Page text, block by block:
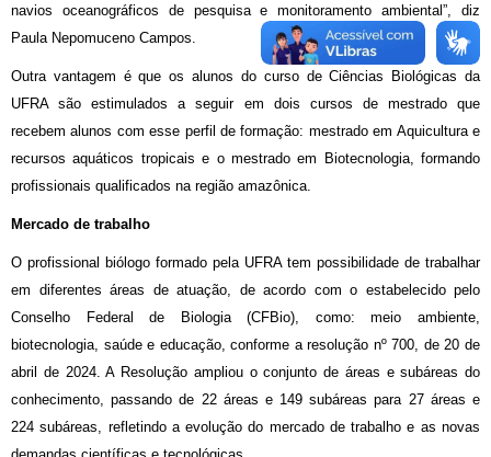
navios oceanográficos de pesquisa e monitoramento ambiental”, diz
Paula Nepomuceno Campos.
Outra vantagem é que os alunos do curso de Ciências Biológicas da
UFRA são estimulados a seguir em dois cursos de mestrado que
recebem alunos com esse perfil de formação: mestrado em Aquicultura e
recursos aquáticos tropicais e o mestrado em Biotecnologia, formando
profissionais qualificados na região amazônica.
Mercado de trabalho
O profissional biólogo formado pela UFRA tem possibilidade de trabalhar
em diferentes áreas de atuação, de acordo com o estabelecido pelo
Conselho Federal de Biologia (CFBio), como: meio ambiente,
biotecnologia, saúde e educação, conforme a resolução nº 700, de 20 de
abril de 2024. A Resolução ampliou o conjunto de áreas e subáreas do
conhecimento, passando de 22 áreas e 149 subáreas para 27 áreas e
224 subáreas, refletindo a evolução do mercado de trabalho e as novas